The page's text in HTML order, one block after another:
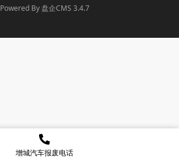
Powered By 盘企CMS 3.4.7
盘企CMS
增城汽车报废电话